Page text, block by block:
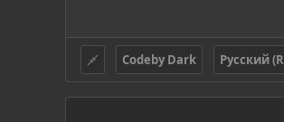
Codeby Dark Русский